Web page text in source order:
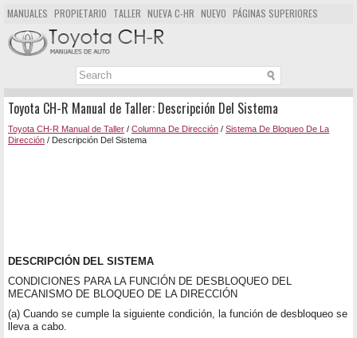
MANUALES PROPIETARIO TALLER NUEVA C-HR NUEVO PÁGINAS SUPERIORES
MAPA DEL SITIO
BUSCAR
Toyota CH-R Manual de Taller: Descripción Del Sistema
Toyota CH-R Manual de Taller / Columna De Dirección / Sistema De Bloqueo De La
Dirección / Descripción Del Sistema
DESCRIPCIÓN DEL SISTEMA
CONDICIONES PARA LA FUNCIÓN DE DESBLOQUEO DEL
MECANISMO DE BLOQUEO DE LA DIRECCIÓN
(a) Cuando se cumple la siguiente condición, la función de desbloqueo se
lleva a cabo.